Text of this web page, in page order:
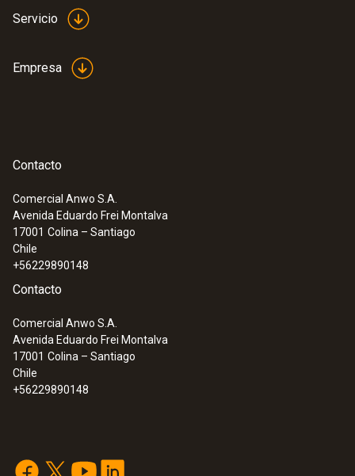
-50 hasta +140 ºC
Material de la carcasa / del producto
:0572 1911
testo 191-T1 - Registrador de datos de
temperatura HACCP con una sonda
Servicio
Empresa
Contacto
Comercial Anwo S.A.
Avenida Eduardo Frei Montalva
17001 Colina – Santiago
Chile
+56229890148
Contacto
Comercial Anwo S.A.
Avenida Eduardo Frei Montalva
17001 Colina – Santiago
Chile
+56229890148